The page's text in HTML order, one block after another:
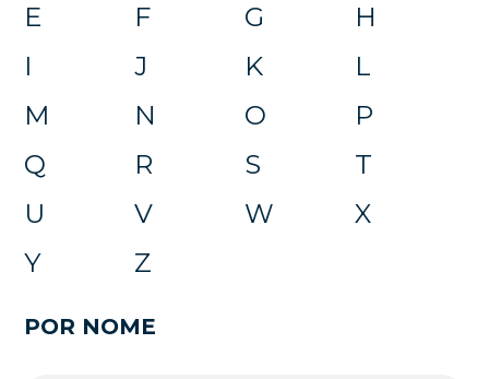
E
F G
H
I
J K
L
M
N O
P
Q
R S
T
U
V W
X
Y
Z
POR NOME